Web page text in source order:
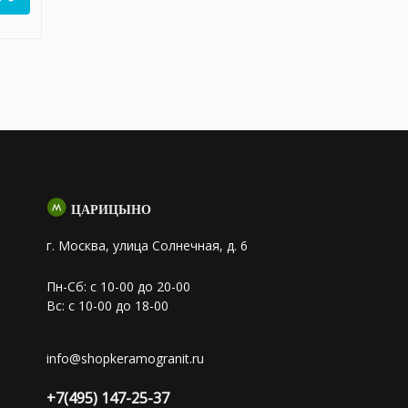
ЦАРИЦЫНО
г. Москва, улица Солнечная, д. 6
Пн-Сб: с 10-00 до 20-00
Вс: с 10-00 до 18-00
info@shopkeramogranit.ru
+7(495) 147-25-37